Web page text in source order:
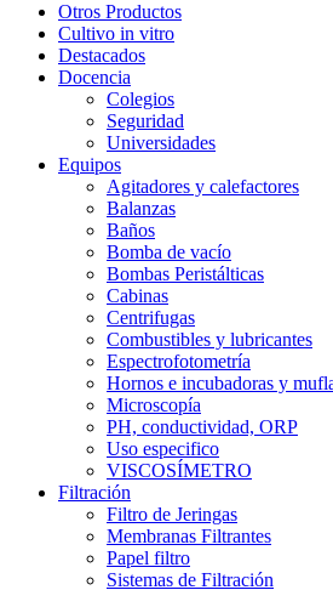
Otros Productos
Cultivo in vitro
Destacados
Docencia
Colegios
Seguridad
Universidades
Equipos
Agitadores y calefactores
Balanzas
Baños
Bomba de vacío
Bombas Peristálticas
Cabinas
Centrifugas
Combustibles y lubricantes
Espectrofotometría
Hornos e incubadoras y
Microscopía
PH, conductividad, ORP
Uso especifico
VISCOSÍMETRO
Filtración
Filtro de Jeringas
Membranas Filtrantes
Papel filtro
Sistemas de Filtración